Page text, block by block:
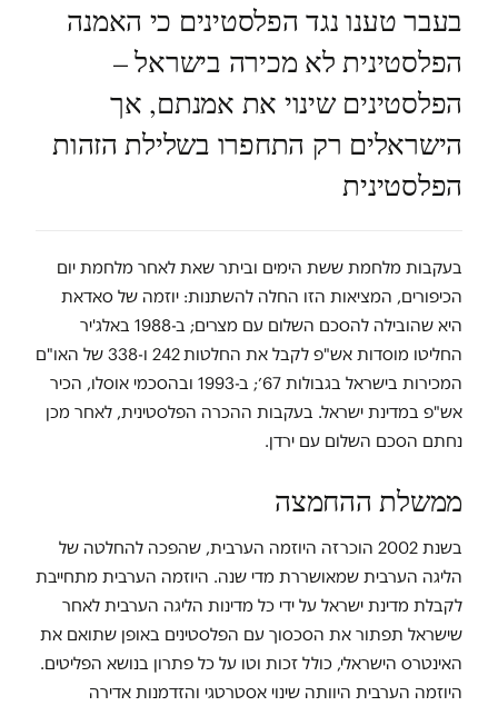
בעבר טענו נגד הפלסטינים כי האמנה
הפלסטינית לא מכירה בישראל –
הפלסטינים שינוי את אמנתם, אך
הישראלים רק התחפרו בשלילת הזהות
הפלסטינית
בעקבות מלחמת ששת הימים וביתר שאת לאחר מלחמת יום
הכיפורים, המציאות הזו החלה להשתנות: יוזמה של סאדאת
היא שהובילה להסכם השלום עם מצרים; ב-1988 באלג'יר
החליטו מוסדות אש"פ לקבל את החלטות 242 ו-338 של האו"ם
המכירות בישראל בגבולות 67׳; ב-1993 ובהסכמי אוסלו, הכיר
אש"פ במדינת ישראל. בעקבות ההכרה הפלסטינית, לאחר מכן
נחתם הסכם השלום עם ירדן.
ממשלת ההחמצה
בשנת 2002 הוכרזה היוזמה הערבית, שהפכה להחלטה של
הליגה הערבית שמאושררת מדי שנה. היוזמה הערבית מתחייבת
לקבלת מדינת ישראל על ידי כל מדינות הליגה הערבית לאחר
שישראל תפתור את הסכסוך עם הפלסטינים באופן שתואם את
האינטרס הישראלי, כולל זכות וטו על כל פתרון בנושא הפליטים.
היוזמה הערבית היוותה שינוי אסטרטגי והזדמנות אדירה